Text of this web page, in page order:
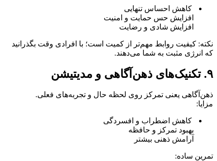
کاهش احساس تنهایی
افزایش حس حمایت و امنیت
افزایش شادی و رضایت
نکته: کیفیت روابط مهم‌تر از کمیت است؛ با افرادی وقت بگذرانید
که انرژی مثبت به شما می‌دهند.
۹. تکنیک‌های ذهن‌آگاهی و مدیتیشن
ذهن‌آگاهی یعنی تمرکز روی لحظه حال و تجربه‌های فعلی.
مزایا:
کاهش اضطراب و افسردگی
بهبود تمرکز و حافظه
آرامش ذهنی بیشتر
تمرین ساده: